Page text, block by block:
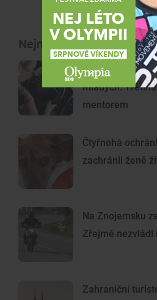
Nejnovější články
Řidičák v 17
mladých.
mentorem
Čtyřnohá
zachránil ženě
Na Znojemsku
Zřejmě nezvládl
Zahraniční